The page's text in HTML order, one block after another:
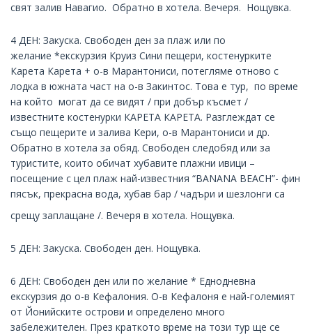
свят залив Навагио. Обратно в хотела. Вечеря. Нощувка.
4 ДЕН: Закуска. Свободен ден за плаж или по
желание *екскурзия Круиз Сини пещери, костенурките
Карета Карета + о-в Марантониси, потегляме отново с
лодка в южната част на о-в Закинтос. Това е тур, по време
на който могат да се видят / при добър късмет /
известните костенурки КАРЕТА КАРЕТА. Разглеждат се
също пещерите и залива Кери, о-в Марантониси и др.
Обратно в хотела за обяд. Свободен следобяд или за
туристите, които обичат хубавите плажни ивици –
посещение с цел плаж най-известния “BANANA BEACH”- фин
пясък, прекрасна вода, хубав бар / чадъри и шезлонги са
срещу заплащане /. Вечеря в хотела. Нощувка.
5 ДЕН: Закуска. Свободен ден. Нощувка.
6 ДЕН: Свободен ден или по желание * Еднодневна
екскурзия до о-в Кефалония. О-в Кефалоня е най-големият
от Йонийските острови и определено много
забележителен. През краткото време на този тур ще се